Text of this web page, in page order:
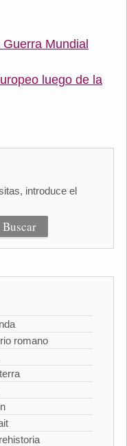
Mundial
luego de la
introduce el
romano